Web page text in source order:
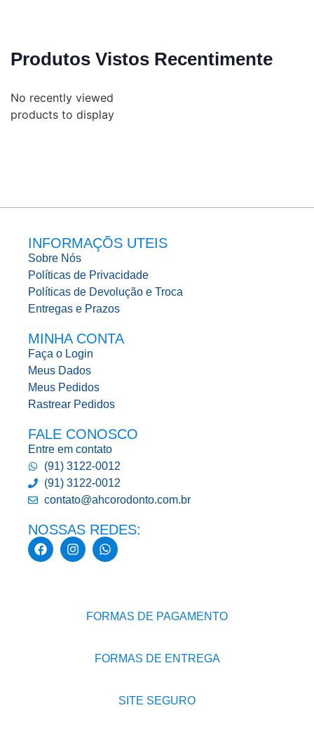
Produtos Vistos Recentimente
No recently viewed
products to display
INFORMAÇÕS UTEIS
Sobre Nós
Políticas de Privacidade
Políticas de Devolução e Troca
Entregas e Prazos
MINHA CONTA
Faça o Login
Meus Dados
Meus Pedidos
Rastrear Pedidos
FALE CONOSCO
Entre em contato
(91) 3122-0012
(91) 3122-0012
contato@ahcorodonto.com.br
NOSSAS REDES:
FORMAS DE PAGAMENTO
FORMAS DE ENTREGA
SITE SEGURO